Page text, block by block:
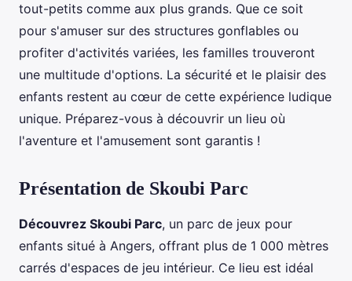
tout-petits comme aux plus grands. Que ce soit
pour s'amuser sur des structures gonflables ou
profiter d'activités variées, les familles trouveront
une multitude d'options. La sécurité et le plaisir des
enfants restent au cœur de cette expérience ludique
unique. Préparez-vous à découvrir un lieu où
l'aventure et l'amusement sont garantis !
Présentation de Skoubi Parc
Découvrez Skoubi Parc, un parc de jeux pour
enfants situé à Angers, offrant plus de 1 000 mètres
carrés d'espaces de jeu intérieur. Ce lieu est idéal